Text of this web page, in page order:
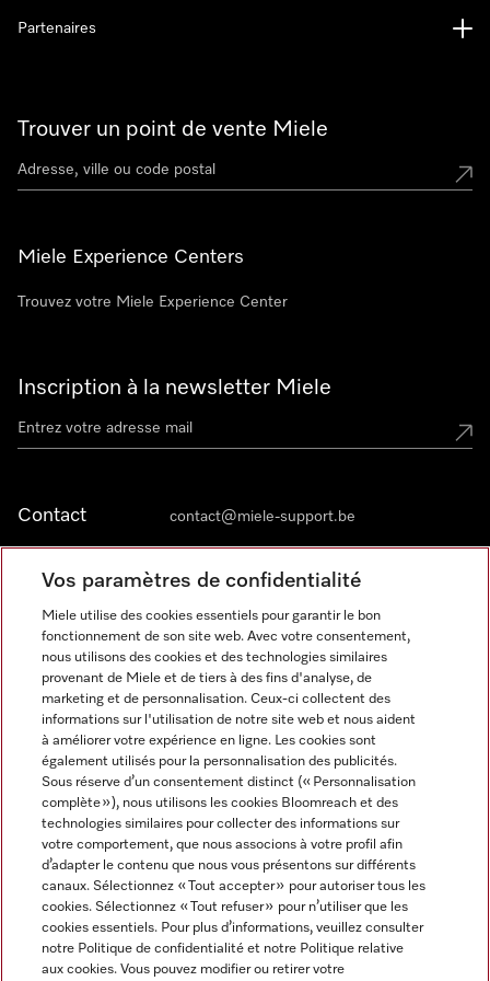
Trouver un point de vente Miele
Miele Experience Centers
Trouvez votre Miele Experience Center
Inscription à la newsletter Miele
Contact contact@miele-support.be
Langue
FRANÇAIS
Partenaires
Informations légales
CGV
Protection des données
Miele sur Facebook
Miele sur Youtube
Miele sur Instagram
Miele sur Pinterest
Vos paramètres de confidentialité
Miele utilise des cookies essentiels pour garantir le bon
fonctionnement de son site web. Avec votre consentement,
nous utilisons des cookies et des technologies similaires
provenant de Miele et de tiers à des fins d'analyse, de
marketing et de personnalisation. Ceux-ci collectent des
informations sur l'utilisation de notre site web et nous aident
à améliorer votre expérience en ligne. Les cookies sont
également utilisés pour la personnalisation des publicités.
Sous réserve d’un consentement distinct (« Personnalisation
complète »), nous utilisons les cookies Bloomreach et des
technologies similaires pour collecter des informations sur
votre comportement, que nous associons à votre profil afin
d’adapter le contenu que nous vous présentons sur différents
canaux. Sélectionnez « Tout accepter » pour autoriser tous les
cookies. Sélectionnez « Tout refuser » pour n’utiliser que les
cookies essentiels. Pour plus d’informations, veuillez consulter
notre Politique de confidentialité et notre Politique relative
aux cookies. Vous pouvez modifier ou retirer votre